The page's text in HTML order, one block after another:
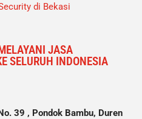
di Bekasi
JASA
SELURUH INDONESIA
39 , Pondok Bambu, Duren